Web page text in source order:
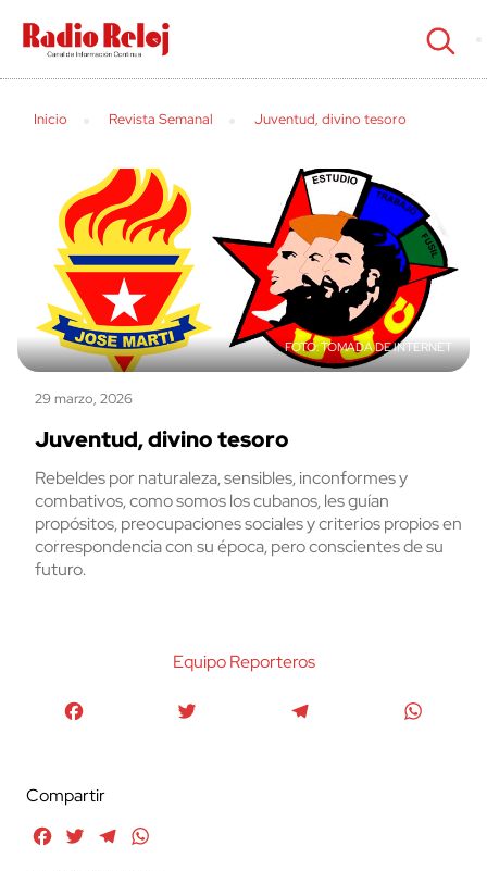
cerrar
Inicio Revista Semanal Juventud, divino tesoro
TOMADA DE INTERNET
29 marzo, 2026
Juventud, divino tesoro
Rebeldes por naturaleza, sensibles, inconformes y
combativos, como somos los cubanos, les guían
propósitos, preocupaciones sociales y criterios propios en
correspondencia con su época, pero conscientes de su
futuro.
Equipo Reporteros
Compartir
FacebookTwitterTelegram